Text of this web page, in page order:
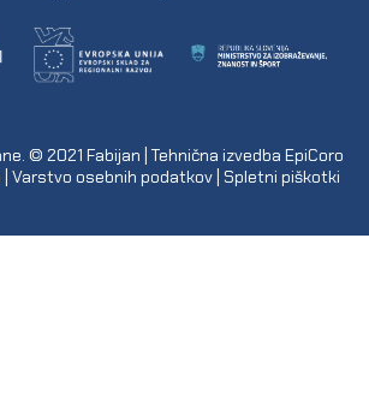
© 2021 Fabijan | Tehnična izvedba EpiCoro
Varstvo osebnih podatkov| Spletni piškotki